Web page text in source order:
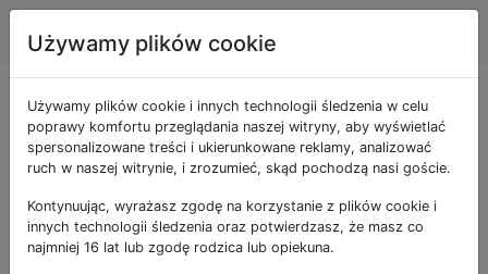
Produkcja wideo
Pytania otagowane
jako lighting
5 O technikach filmowych
Ostatnio zainteresowałem się tworzeniem
Używamy plików cookie
Używamy plików cookie i innych technologii śledzenia w celu
poprawy komfortu przeglądania naszej witryny, aby wyświetlać
spersonalizowane treści i ukierunkowane reklamy, analizować
ruch w naszej witrynie, i zrozumieć, skąd pochodzą nasi goście.
Kontynuując, wyrażasz zgodę na korzystanie z plików cookie i
innych technologii śledzenia oraz potwierdzasz, że masz co
najmniej 16 lat lub zgodę rodzica lub opiekuna.